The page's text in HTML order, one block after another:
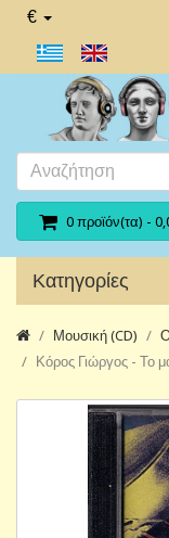
€
0 προϊόν(τα) -
Κατηγορίες
Μουσική (CD)
Κόρος Γιώργος - Το